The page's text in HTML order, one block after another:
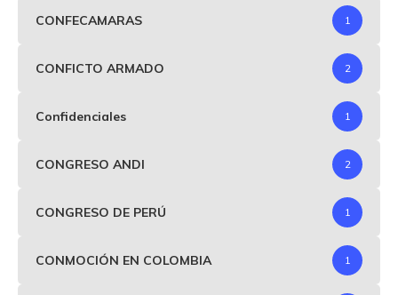
CONFECAMARAS 1
CONFICTO ARMADO 2
Confidenciales 1
CONGRESO ANDI 2
CONGRESO DE PERÚ 1
CONMOCIÓN EN COLOMBIA 1